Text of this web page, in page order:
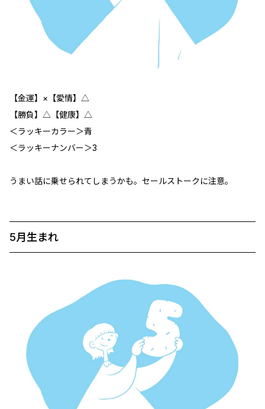
【金運】×【愛情】△
【勝負】△【健康】△
＜ラッキーカラー＞青
＜ラッキーナンバー＞3
うまい話に乗せられてしまうかも。セールストークに注意。
5月生まれ